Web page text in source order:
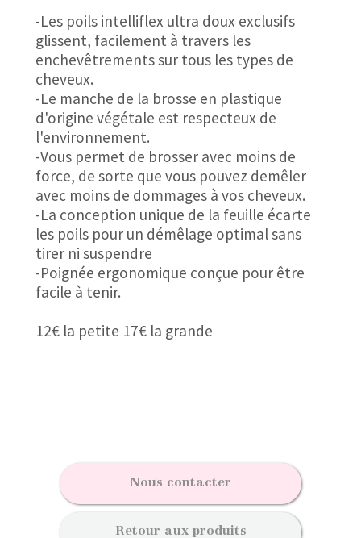
-Les poils intelliflex ultra doux exclusifs
glissent, facilement à travers les
enchevêtrements sur tous les types de
cheveux.
-Le manche de la brosse en plastique
d'origine végétale est respecteux de
l'environnement.
-Vous permet de brosser avec moins de
force, de sorte que vous pouvez demêler
avec moins de dommages à vos cheveux.
-La conception unique de la feuille écarte
les poils pour un démêlage optimal sans
tirer ni suspendre
-Poignée ergonomique conçue pour être
facile à tenir.
12€ la petite 17€ la grande
Nous contacter
Retour aux produits